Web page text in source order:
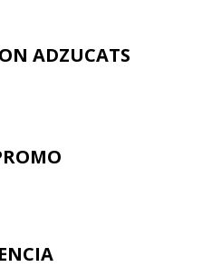
ADZUCATS